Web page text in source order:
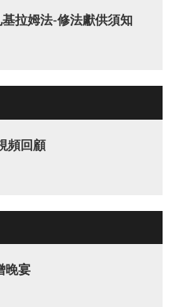
拉姆法-修法獻供須知
頻回顧
晚宴